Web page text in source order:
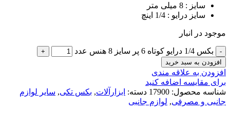
سایز : 8 میلی متر
سایز درایو : 1/4 اینچ
موجود در انبار
بکس 1/4 درایو کوتاه 6 پر سایز 8 هنس عدد
افزودن به سبد خرید
افزودن به علاقه مندی
برای مقایسه اضافه کنید
شناسه محصول: 17900 دسته: ابزارآلات, بکس تکی, سایر لوازم
جانبی و مصرفی, لوازم جانبی